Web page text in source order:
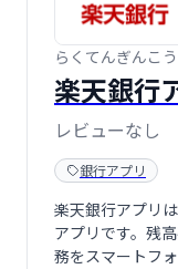
らくてんぎんこ
楽天銀行
レビューなし
銀行アプリ
楽天銀行アプリ
アプリです。残
務をスマートフ